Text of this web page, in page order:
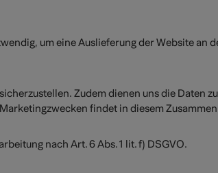
um eine Auslieferung der Website an
Zudem dienen uns die Daten
findet in diesem
nach Art. 6 Abs. 1 lit. f) DSGVO.